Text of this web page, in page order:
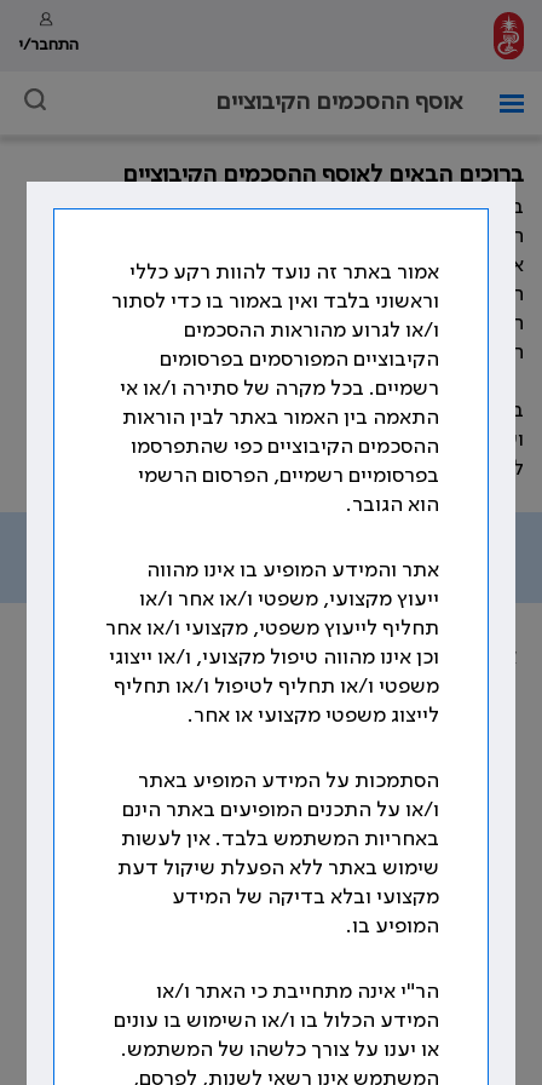
התחבר/י
אוסף ההסכמים הקיבוציים
ברוכים הבאים לאוסף ההסכמים הקיבוציים
במהלך השנים חתמה ההסתדרות הרפואית בישראל, מול
המעסיקים השונים, על הסכמים קיבוציים רבים המסדירים
את תנאי העבודה וזכויות הרופאים. כמו כן, התווספו במהלך
השנים פסקי בוררות, נספחים להסכמים קיבוציים, נהלים,
חוזרים ומכתבים אשר קובעים את תנאי העבודה וזכויות
הרופאים.
באתר זה ריכזנו את עיקר ההוראות ההסכמיות, שהוסדרו
ועוגנו בהסכמים הקיבוצים שנחתמו לאורך השנים, בהתאם
לנושאים שמפורטים בתפריט האתר.
אוסף הסכמים הקיבוציים
נושא: חופשה, מחלה והבראה
76.1 חופשת המנוחה השנתית היא זכות וחובה כאחת,
שבאה לאפשר לעובד להחליף כוח ויש לשקוד שהעובד
ימצה את מלוא חופשתו בכל שנה ושנה. [1]
76.2 במקרים מיוחדים, על פי אישור מיוחד של מנהל
לאשר לרופא יציאה לחופשה - יהיה הרופא רשאי לקבל
אישור לצבירת ימי חופשה מעל 65 ימים עד למכסה
מקסימלית של 104 ימי עבודה ובלבד שהצבירה
העודפת מעל 65 ימים תנוצל על ידי הרופא תוך תקופה
אמור באתר זה נועד להוות רקע כללי
וראשוני בלבד ואין באמור בו כדי לסתור
ו/או לגרוע מהוראות ההסכמים
הקיבוציים המפורסמים בפרסומים
רשמיים. בכל מקרה של סתירה ו/או אי
התאמה בין האמור באתר לבין הוראות
ההסכמים הקיבוציים כפי שהתפרסמו
בפרסומיים רשמיים, הפרסום הרשמי
הוא הגובר.
אתר והמידע המופיע בו אינו מהווה
ייעוץ מקצועי, משפטי ו/או אחר ו/או
תחליף לייעוץ משפטי, מקצועי ו/או אחר
וכן אינו מהווה טיפול מקצועי, ו/או ייצוגי
משפטי ו/או תחליף לטיפול ו/או תחליף
לייצוג משפטי מקצועי או אחר.
הסתמכות על המידע המופיע באתר
ו/או על התכנים המופיעים באתר הינם
באחריות המשתמש בלבד. אין לעשות
שימוש באתר ללא הפעלת שיקול דעת
מקצועי ובלא בדיקה של המידע
המופיע בו.
הר"י אינה מתחייבת כי האתר ו/או
המידע הכלול בו ו/או השימוש בו עונים
או יענו על צורך כלשהו של המשתמש.
המשתמש אינו רשאי לשנות, לפרסם,